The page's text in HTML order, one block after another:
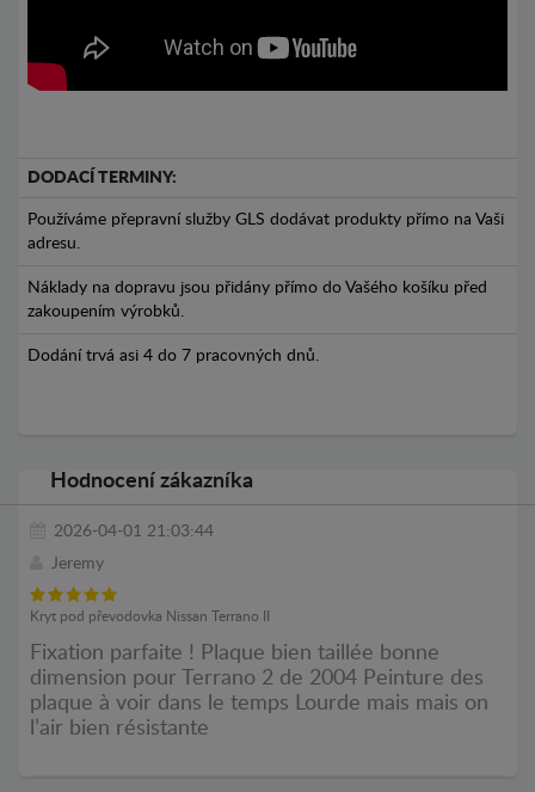
DODACÍ TERMINY:
Používáme přepravní služby GLS dodávat produkty přímo na Vaši
adresu.
Náklady na dopravu jsou přidány přímo do Vašého košíku před
zakoupením výrobků.
Dodání trvá asi 4 do 7 pracovných dnů.
Hodnocení zákazníka
2026-04-01 21:03:44
Jeremy
Kryt pod převodovka Nissan Terrano II
Fixation parfaite ! Plaque bien taillée bonne
dimension pour Terrano 2 de 2004 Peinture des
plaque à voir dans le temps Lourde mais mais on
l’air bien résistante